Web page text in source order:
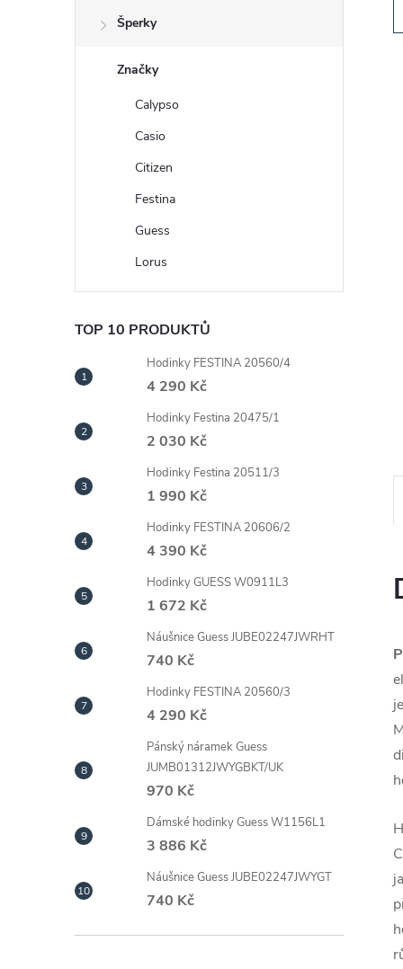
Šperky
Značky
Calypso
Casio
Citizen
Festina
Guess
Lorus
TOP 10 PRODUKTŮ
Hodinky FESTINA 20560/4
4 290 Kč
Hodinky Festina 20475/1
2 030 Kč
Hodinky Festina 20511/3
1 990 Kč
Hodinky FESTINA 20606/2
4 390 Kč
Hodinky GUESS W0911L3
1 672 Kč
Náušnice Guess JUBE02247JWRHT
740 Kč
Hodinky FESTINA 20560/3
4 290 Kč
Pánský náramek Guess
JUMB01312JWYGBKT/UK
970 Kč
Dámské hodinky Guess W1156L1
3 886 Kč
Náušnice Guess JUBE02247JWYGT
740 Kč